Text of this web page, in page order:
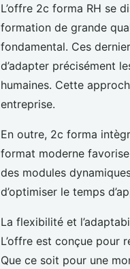
L’offre 2c forma RH se
formation de grande
fondamental. Ces
d’adapter précisément
humaines. Cette
entreprise.
En outre, 2c forma
format moderne
des modules
d’optimiser le temps
La flexibilité et
L’offre est conçue pour
Que ce soit pour une